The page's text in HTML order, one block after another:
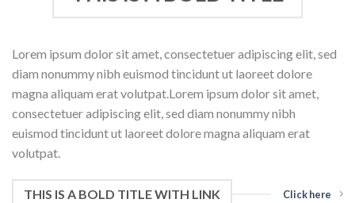
Lorem ipsum dolor sit amet, consectetuer adipiscing elit, sed
diam nonummy nibh euismod tincidunt ut laoreet dolore
magna aliquam erat volutpat.Lorem ipsum dolor sit amet,
consectetuer adipiscing elit, sed diam nonummy nibh
euismod tincidunt ut laoreet dolore magna aliquam erat
volutpat.
THIS IS A BOLD TITLE WITH LINK Click here